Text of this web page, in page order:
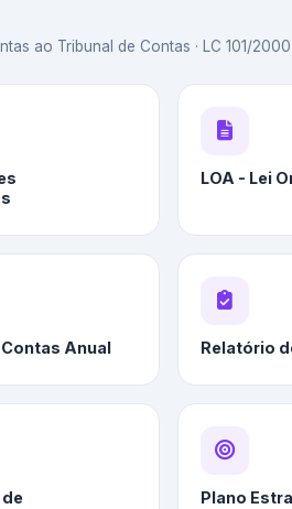
ao Tribunal de Contas · LC 101/2000
LOA - Lei
Anual Relatório
Plano